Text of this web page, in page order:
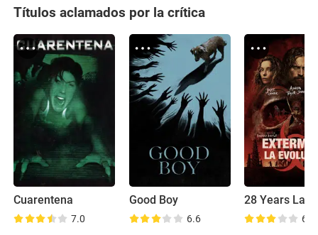
Títulos aclamados por la crítica
Cuarentena
7.0
Good Boy
6.6
28 Years
6.9